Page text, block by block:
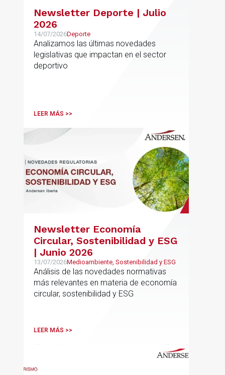
Newsletter Deporte | Julio
2026
14/07/2026Deporte
Analizamos las últimas novedades
legislativas que impactan en el sector
deportivo
LEER MÁS >>
Newsletter Economía
Circular, Sostenibilidad y ESG
| Junio 2026
13/07/2026Medioambiente, Sostenibilidad y ESG
Análisis de las novedades normativas
más relevantes en materia de economía
circular, sostenibilidad y ESG
LEER MÁS >>